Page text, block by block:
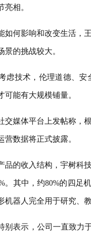
相。
如何影响和改变生活，
的挑战较大。
虑技术，伦理道德、
能有大规模铺量。
交媒体平台上发帖称，
数据将正式披露。
品的收入结构，宇树科
。其中，约80%的四
器人完全用于研究、
别表示，公司一直致力